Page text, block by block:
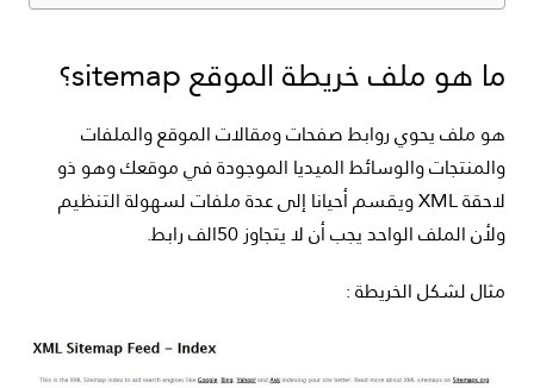
ما هو ملف خريطة الموقع sitemap؟
هو ملف يحوي روابط صفحات ومقالات الموقع والملفات
والمنتجات والوسائط الميديا الموجودة في موقعك وهو ذو
لاحقة XML ويقسم أحيانا إلى عدة ملفات لسهولة التنظيم
ولأن الملف الواحد يجب أن لا يتجاوز 50الف رابط.
مثال لشكل الخريطة :